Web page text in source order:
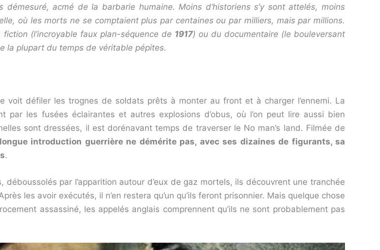
acmé de la barbarie humaine. Moins d’historiens s’y sont attelés, moins
où les morts ne se comptaient plus par centaines ou par milliers, mais par millions.
(l’incroyable faux plan-séquence de 1917) ou du documentaire (le bouleversant
la plupart du temps de véritable pépites.
voit défiler les trognes de soldats prêts à monter au front et à charger l’ennemi. La
par les fusées éclairantes et autres explosions d’obus, où l’on peut lire aussi bien
sont dressées, il est dorénavant temps de traverser le No man’s land. Filmée de
introduction guerrière ne démérite pas, avec ses dizaines de figurants, sa
.
déboussolés par l’apparition autour d’eux de gaz mortels, ils découvrent une tranchée
les avoir exécutés, il n’en restera qu’un qu’ils feront prisonnier. Mais quelque chose
assassiné, les appelés anglais comprennent qu’ils ne sont probablement pas